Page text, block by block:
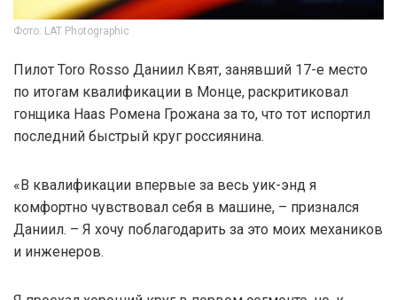
Фото: LAT Photographic
Пилот Toro Rosso Даниил Квят, занявший 17-е место
по итогам квалификации в Монце, раскритиковал
гонщика Haas Ромена Грожана за то, что тот испортил
последний быстрый круг россиянина.
«В квалификации впервые за весь уик-энд я
комфортно чувствовал себя в машине, – признался
Даниил. – Я хочу поблагодарить за это моих механиков
и инженеров.